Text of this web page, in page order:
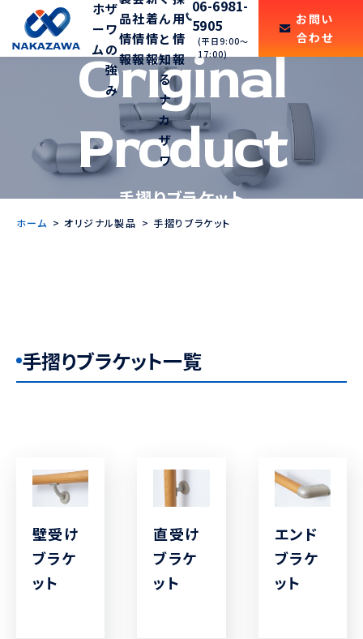
ホ
ー
ム
ザ
ワ
の
強
み
品
情
報
社
情
報
着
情
報
ん
と
知
る
ナ
カ
ザ
ワ
用
情
報
06-6981-
5905
(平日9:00〜
17:00)
お問い
合わせ
Original
Product
手摺りブラケット
ホーム オリジナル製品 手摺りブラケット
手摺りブラケット一覧
壁受け
ブラケ
ット
直受け
ブラケ
ット
エンド
ブラケ
ット